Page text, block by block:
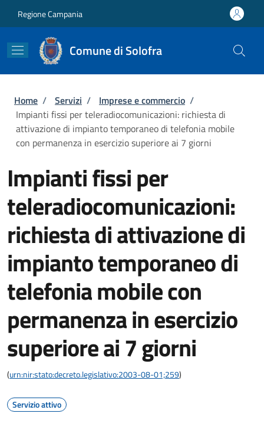
Regione Campania
Comune di Solofra
Briciole di pane
Home / Servizi / Imprese e commercio /
Impianti fissi per teleradiocomunicazioni: richiesta di
attivazione di impianto temporaneo di telefonia mobile
con permanenza in esercizio superiore ai 7 giorni
Impianti fissi per
teleradiocomunicazioni:
richiesta di attivazione di
impianto temporaneo di
telefonia mobile con
permanenza in esercizio
superiore ai 7 giorni
(urn:nir:stato:decreto.legislativo:2003-08-01;259)
Servizio attivo